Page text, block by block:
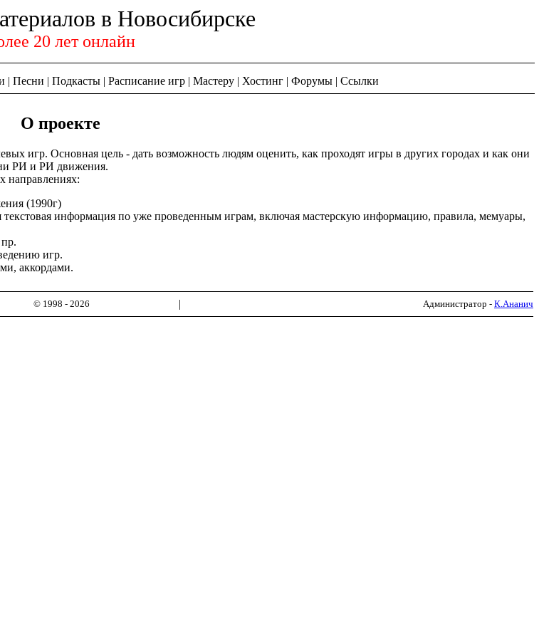
в Новосибирске
20 лет онлайн
| Песни | Подкасты | Расписание игр | Мастеру | Хостинг | Форумы | Ссылки
О проекте
игр. Основная цель - дать возможность людям оценить, как проходят игры в других городах и как они
РИ и РИ движения.
направлениях:
(1990г)
текстовая информация по уже проведенным играм, включая мастерскую информацию, правила, мемуары,
игр.
аккордами.
© 1998 - 2026 | Администратор - К.Ананич